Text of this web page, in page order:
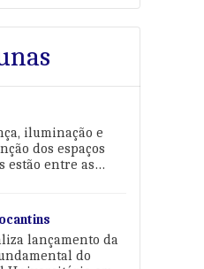
iluminação e
dos espaços
estão entre as
lançamento da
do